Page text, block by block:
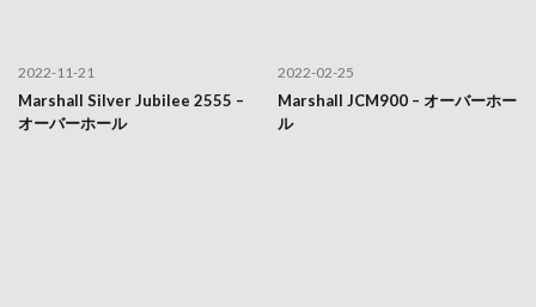
2022-11-21
Marshall Silver Jubilee 2555 –
オーバーホール
2022-02-25
Marshall JCM900 – オーバーホー
ル